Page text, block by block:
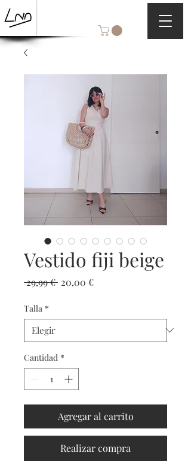
Vestido fiji beige
29,99 € Precio
20,00 €Precio
Talla *
Cantidad *
Agregar al carrito
Realizar compra